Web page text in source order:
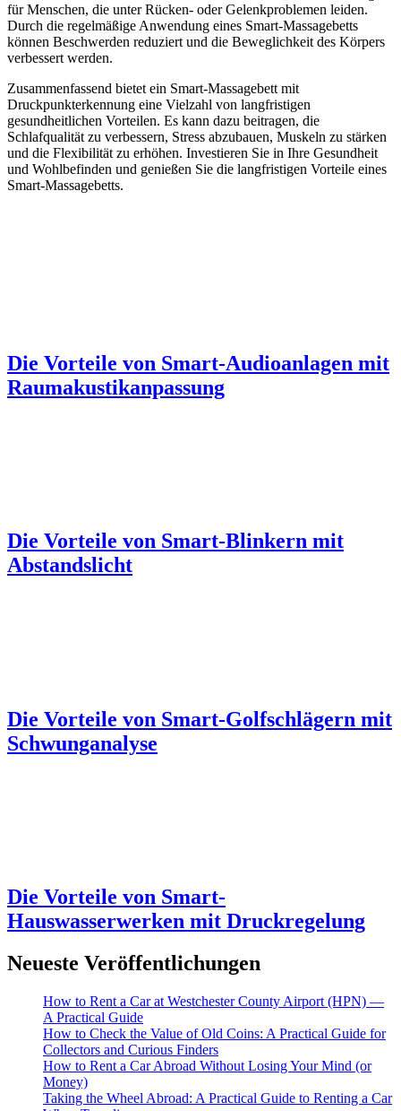
für Menschen, die unter Rücken- oder Gelenkproblemen leiden.
Durch die regelmäßige Anwendung eines Smart-Massagebetts
können Beschwerden reduziert und die Beweglichkeit des Körpers
verbessert werden.
Zusammenfassend bietet ein Smart-Massagebett mit
Druckpunkterkennung eine Vielzahl von langfristigen
gesundheitlichen Vorteilen. Es kann dazu beitragen, die
Schlafqualität zu verbessern, Stress abzubauen, Muskeln zu stärken
und die Flexibilität zu erhöhen. Investieren Sie in Ihre Gesundheit
und Wohlbefinden und genießen Sie die langfristigen Vorteile eines
Smart-Massagebetts.
Die Vorteile von Smart-Audioanlagen mit
Raumakustikanpassung
Die Vorteile von Smart-Blinkern mit
Abstandslicht
Die Vorteile von Smart-Golfschlägern mit
Schwunganalyse
Die Vorteile von Smart-
Hauswasserwerken mit Druckregelung
Neueste Veröffentlichungen
How to Rent a Car at Westchester County Airport (HPN) —
A Practical Guide
How to Check the Value of Old Coins: A Practical Guide for
Collectors and Curious Finders
How to Rent a Car Abroad Without Losing Your Mind (or
Money)
Taking the Wheel Abroad: A Practical Guide to Renting a Car